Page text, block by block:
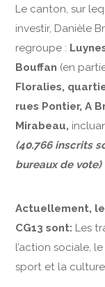
Le canton, sur
investir, Danièle
regroupe :
Bouffan (en
Floralies,
rues Pontier, A
Mirabeau,
(40.766 inscrits
bureaux de vote)
Actuellement,
CG13 sont: Les
l’action sociale,
sport et la